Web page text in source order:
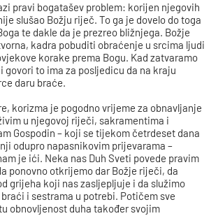
pravi bogatašev problem: korijen njegovih
slušao Božju riječ. To ga je dovelo do toga
te dakle da je prezreo bližnjega. Božje
kadra pobuditi obraćenje u srcima ljudi
korake prema Bogu. Kad zatvaramo
govori to ima za posljedicu da na kraju
daru braće.
korizma je pogodno vrijeme za obnavljanje
u njegovoj riječi, sakramentima i
Gospodin – koji se tijekom četrdeset dana
odupro napasnikovim prijevarama –
je ići. Neka nas Duh Sveti povede pravim
ponovno otkrijemo dar Božje riječi, da
grijeha koji nas zasljepljuje i da služimo
i sestrama u potrebi. Potičem sve
obnovljenost duha također svojim